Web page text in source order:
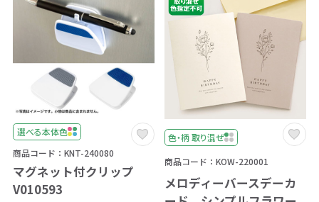
選べる本体色
商品コード：KNT-240080
マグネット付クリップ
V010593
色・柄 取り混ぜ
商品コード：KOW-220001
メロディーバースデーカ